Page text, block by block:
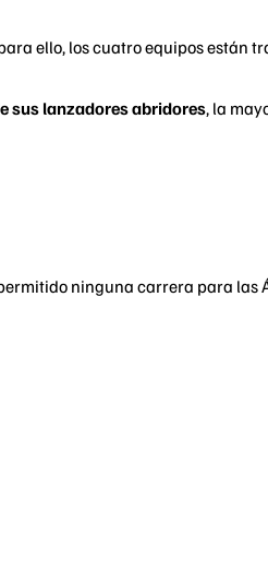
ello, los cuatro equipos están
sus lanzadores abridores, la
ninguna carrera para las